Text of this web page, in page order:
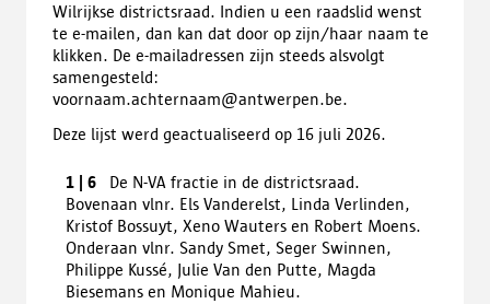
Wilrijkse districtsraad. Indien u een raadslid wenst
te e-mailen, dan kan dat door op zijn/haar naam te
klikken. De e-mailadressen zijn steeds alsvolgt
samengesteld:
voornaam.achternaam@antwerpen.be.
Deze lijst werd geactualiseerd op 16 juli 2026.
Previous
image
1 6
De N-VA fractie in de districtsraad.
Bovenaan vlnr. Els Vanderelst, Linda Verlinden,
Kristof Bossuyt, Xeno Wauters en Robert Moens.
Onderaan vlnr. Sandy Smet, Seger Swinnen,
Philippe Kussé, Julie Van den Putte, Magda
Biesemans en Monique Mahieu.